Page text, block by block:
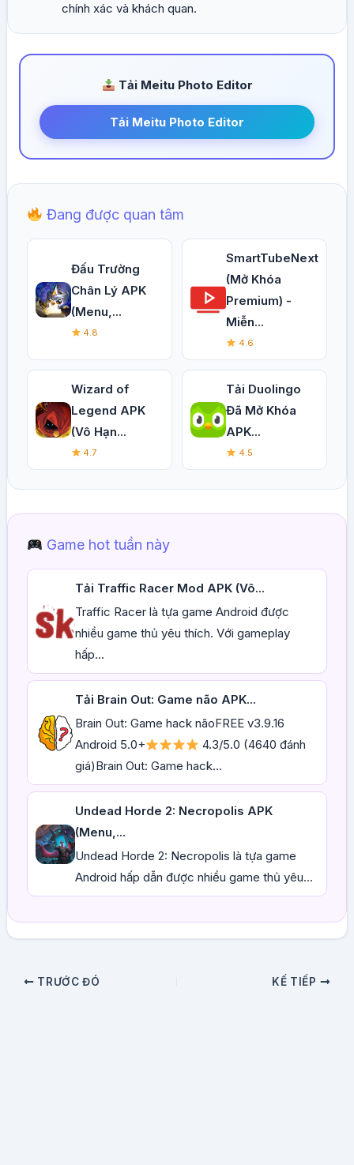
chính xác và khách quan.
Tải Meitu Photo Editor
Tải Meitu Photo Editor
Đang được quan tâm
Đấu Trường
Chân Lý APK
(Menu,...
4.8
SmartTubeNext
(Mở Khóa
Premium) -
Miễn...
4.6
Wizard of
Legend APK
(Vô Hạn...
4.7
Tải Duolingo
Đã Mở Khóa
APK...
4.5
Game hot tuần này
Tải Traffic Racer Mod APK (Vô...
Traffic Racer là tựa game Android được
nhiều game thủ yêu thích. Với gameplay
hấp...
Tải Brain Out: Game não APK...
Brain Out: Game hack nãoFREE v3.9.16
Android 5.0+
4.3/5.0 (4640 đánh
giá)Brain Out: Game hack...
Undead Horde 2: Necropolis APK
(Menu,...
Undead Horde 2: Necropolis là tựa game
Android hấp dẫn được nhiều game thủ yêu...
TRƯỚC ĐÓ KẾ TIẾP